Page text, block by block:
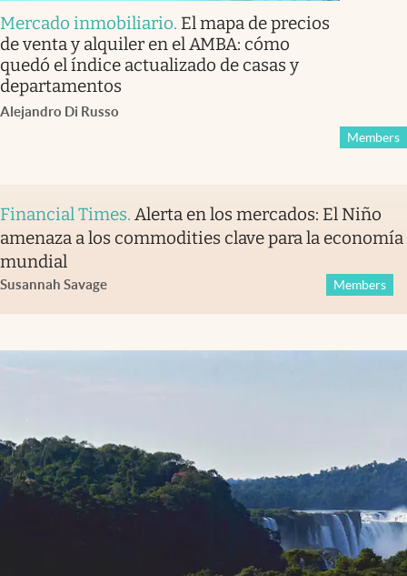
Mercado inmobiliario. El mapa de precios
de venta y alquiler en el AMBA: cómo
quedó el índice actualizado de casas y
departamentos
Alejandro Di Russo
Members
Financial Times. Alerta en los mercados: El Niño
amenaza a los commodities clave para la economía
mundial
Susannah Savage Members